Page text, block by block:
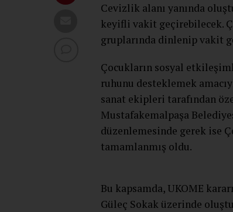
Cevizlik alanı yanında
keyifli vakit geçirebilecek.
gruplarında dinlenip vakit
Çocukların sosyal
ruhunu desteklemek
sanat ekipleri tarafından
Mustafakemalpaşa
düzenlemesinde gerek ise
tamamlanmış oldu.
Bu kapsamda, UKOME
Güleç Sokak üzerinde